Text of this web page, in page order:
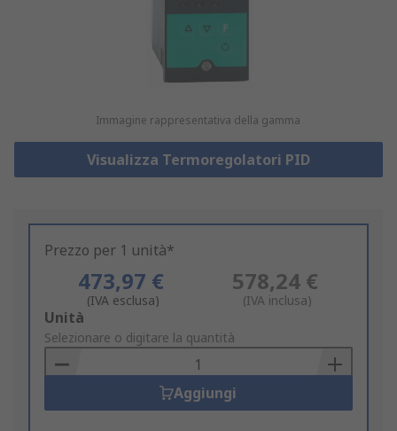
Immagine rappresentativa della gamma
Visualizza Termoregolatori PID
Prezzo per 1 unità*
473,97 €
(IVA esclusa)
578,24 €
(IVA inclusa)
Add
to
Basket
Unità
Selezionare o digitare la quantità
Aggiungi